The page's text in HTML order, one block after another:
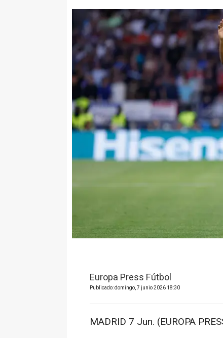
Europa Press Fútbol
Publicado: domingo, 7 junio 2026 18:30
MADRID 7 Jun. (EUROPA